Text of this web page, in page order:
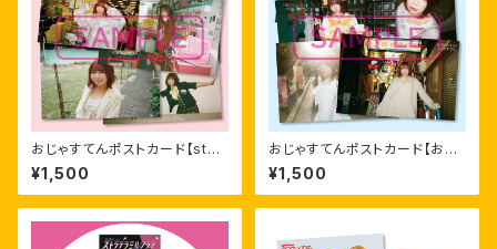
おじゃすてんポストカード【stay
me セット】
¥1,500
おじゃすてんポストカード【お邪
魔しまセット】
¥1,500